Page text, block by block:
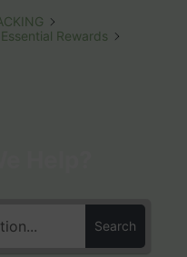
Rewards
Search